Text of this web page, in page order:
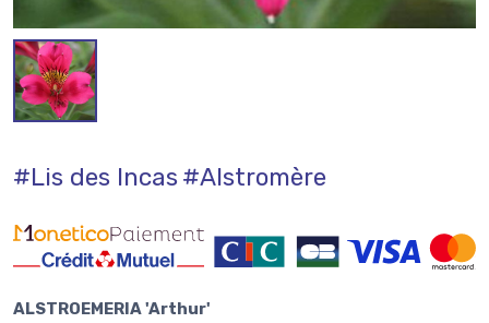
#Lis des Incas#Alstromère
ALSTROEMERIA 'Arthur'